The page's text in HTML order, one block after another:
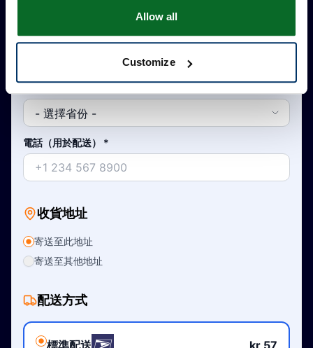
Allow all
Customize
國家/地區*
電話（用於配送） *
收貨地址
寄送至此地址
寄送至其他地址
配送方式
標準配送 kr 57